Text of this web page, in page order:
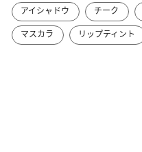
アイシャドウ
チーク
マスカラ
リップティント